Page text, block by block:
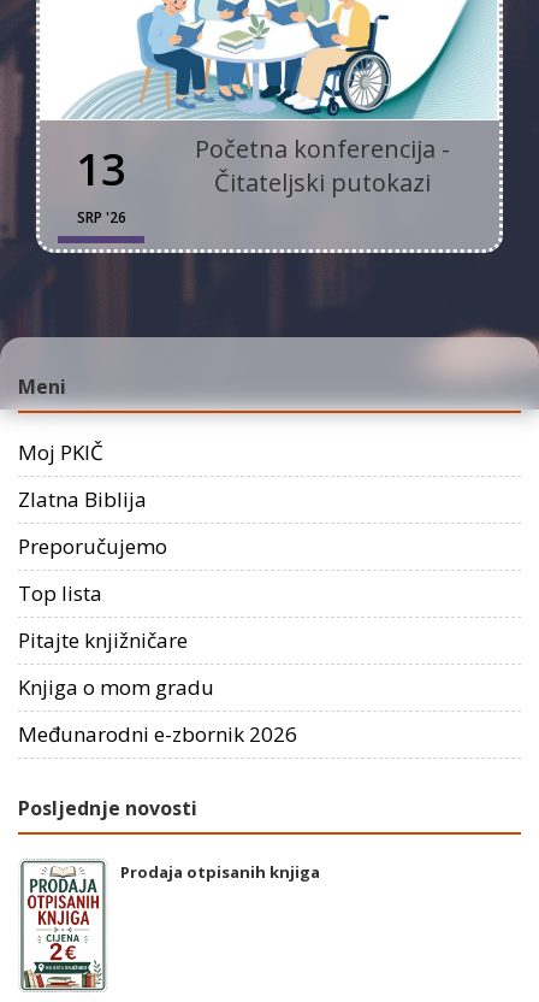
13
SRP '26
Početna konferencija -
Čitateljski putokazi
Meni
Moj PKIČ
Zlatna Biblija
Preporučujemo
Top lista
Pitajte knjižničare
Knjiga o mom gradu
Međunarodni e-zbornik 2026
Posljednje novosti
Prodaja otpisanih knjiga